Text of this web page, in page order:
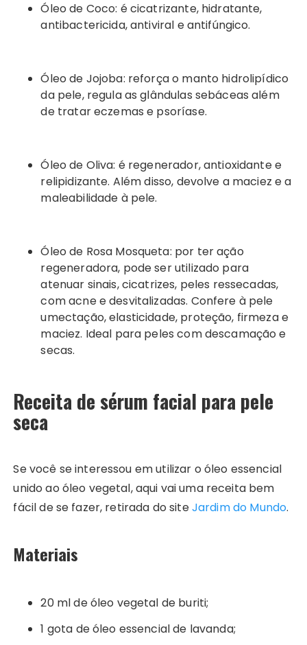
Óleo de Coco: é cicatrizante, hidratante,
antibactericida, antiviral e antifúngico.
Óleo de Jojoba: reforça o manto hidrolipídico
da pele, regula as glândulas sebáceas além
de tratar eczemas e psoríase.
Óleo de Oliva: é regenerador, antioxidante e
relipidizante. Além disso, devolve a maciez e a
maleabilidade à pele.
Óleo de Rosa Mosqueta: por ter ação
regeneradora, pode ser utilizado para
atenuar sinais, cicatrizes, peles ressecadas,
com acne e desvitalizadas. Confere à pele
umectação, elasticidade, proteção, firmeza e
maciez. Ideal para peles com descamação e
secas.
Receita de sérum facial para pele
seca
Se você se interessou em utilizar o óleo essencial
unido ao óleo vegetal, aqui vai uma receita bem
fácil de se fazer, retirada do siteJardim do Mundo.
Materiais
20 ml de óleo vegetal de buriti;
1 gota de óleo essencial de lavanda;